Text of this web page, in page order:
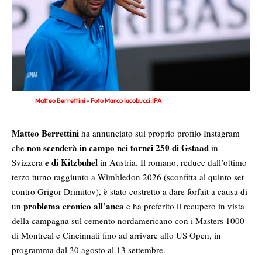
Matteo Berrettini - Foto Marco Iacobucci:IPA
Matteo Berrettini ha annunciato sul proprio profilo Instagram
che non scenderà in campo nei tornei 250 di Gstaad in
Svizzera e di Kitzbuhel in Austria. Il romano, reduce dall’ottimo
terzo turno raggiunto a Wimbledon 2026 (sconfitta al quinto set
contro Grigor Drimitov), è stato costretto a dare forfait a causa di
un problema cronico all’anca e ha preferito il recupero in vista
della campagna sul cemento nordamericano con i Masters 1000
di Montreal e Cincinnati fino ad arrivare allo US Open, in
programma dal 30 agosto al 13 settembre.